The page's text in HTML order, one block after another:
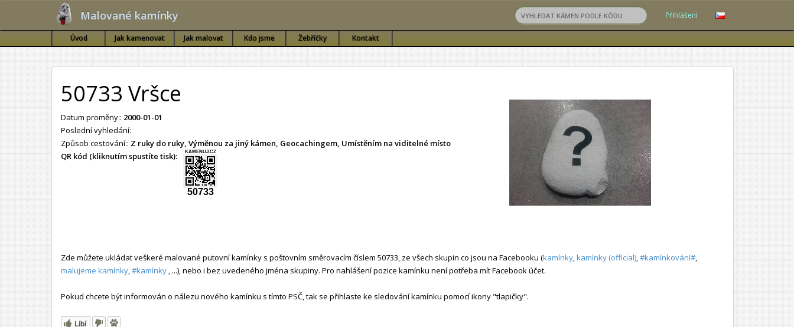
Malované kamínky Přihlášení
Úvod Jak kamenovat Jak malovat Kdo jsme Žebříčky Kontakt
50733 Vršce
Datum proměny:: 2000-01-01
Poslední vyhledání:
Způsob cestování:: Z ruky do ruky, Výměnou za jiný kámen, Geocachingem, Umístěním na viditelné místo
QR kód (kliknutím spustíte tisk):
KAMENUJ.CZ
50733
Zde můžete ukládat veškeré malované putovní kamínky s poštovním směrovacím číslem 50733, ze všech skupin co jsou na Facebooku (kamínky kamínky (official) #kamínkování#
malujeme kamínky #kamínky , ...), nebo i bez uvedeného jména skupiny. Pro nahlášení pozice kamínku není potřeba mít Facebook účet.
Pokud chcete být informován o nálezu nového kamínku s tímto PSČ, tak se přihlaste ke sledování kamínku pomocí ikony "tlapičky".
Líbí